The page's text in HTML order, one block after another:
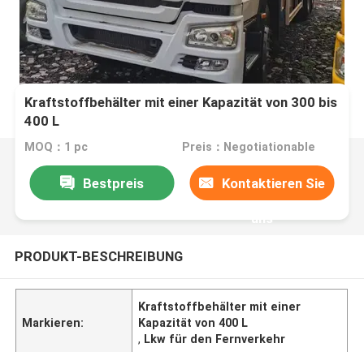
Kraftstoffbehälter mit einer Kapazität von 300 bis
400 L
MOQ：1 pc Preis：Negotiationable
Bestpreis Kontaktieren Sie
uns
PRODUKT-BESCHREIBUNG
Markieren:
Kraftstoffbehälter mit einer
Kapazität von 400 L
, Lkw für den Fernverkehr